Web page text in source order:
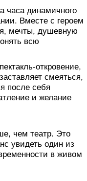
часа динамичного
Вместе с героем
мечты, душевную
всю
откровение,
смеяться,
после себя
и желание
чем театр. Это
увидеть один из
в живом